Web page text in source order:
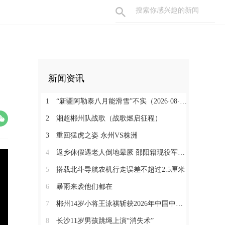
新闻资讯
1 “新疆阿勒泰八月能滑雪”不实（2026·08·07）
2 湘超郴州队战歌（战歌燃启征程）
3 重回猛虎之姿 永州VS株洲
4 返乡休假遇老人倒地晕厥 邵阳籍现役军人挺身而出
5 搭载北斗导航农机行走误差不超过2.5厘米
6 暴雨来袭他们都在
7 郴州14岁小将王泳祺斩获2026年中国中学生攀岩锦标赛一金两铜
8 长沙11岁男孩跳绳上演“消失术”